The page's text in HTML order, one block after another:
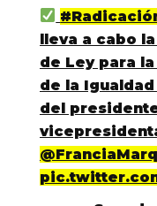
lleva a cabo
de Ley para
de la
del